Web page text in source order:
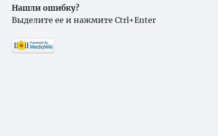
Нашли ошибку?
Выделите ее и нажмите Ctrl+Enter